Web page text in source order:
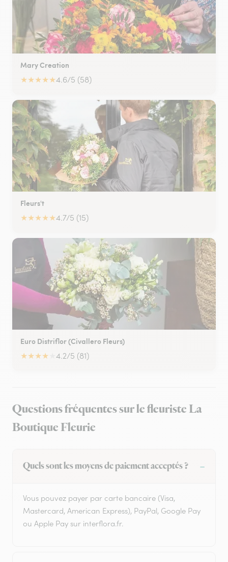
Mary Creation
★★★★★4.6/5 (58)
Fleurs't
★★★★★4.7/5 (15)
Euro Distriflor (Civallero Fleurs)
★★★★ 4.2/5 (81)
Questions fréquentes sur le fleuriste La
Boutique Fleurie
Quels sont les moyens de paiement acceptés ?
Vous pouvez payer par carte bancaire (Visa,
Mastercard, American Express), PayPal, Google Pay
ou Apple Pay sur interflora.fr.